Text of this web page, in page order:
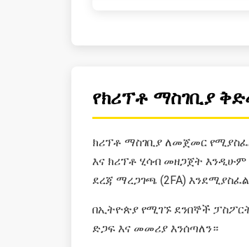
የክሪፕቶ ማስገቢያ
ክሪፕቶ ማስገቢያ ለመጀመር
እና ክሪፕቶ ሂሳብ መዘጋጀት እንዲሁም
ደረጃ ማረጋገጫ (2FA)
በኢትዮጵያ የሚገኙ ደንበኞች
ድጋፍ እና መመሪያ እንሰጣለን።